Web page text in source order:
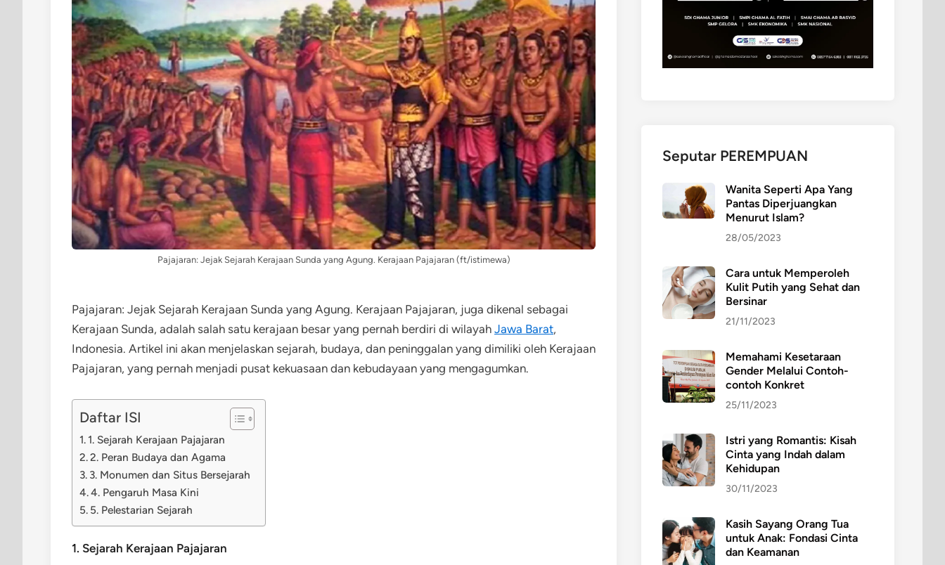
Pajajaran: Jejak Sejarah Kerajaan Sunda yang Agung. Kerajaan Pajajaran (ft/istimewa)
Pajajaran: Jejak Sejarah Kerajaan Sunda yang Agung. Kerajaan Pajajaran, juga dikenal sebagai
Kerajaan Sunda, adalah salah satu kerajaan besar yang pernah berdiri di wilayah Jawa Barat,
Indonesia. Artikel ini akan menjelaskan sejarah, budaya, dan peninggalan yang dimiliki oleh Kerajaan
Pajajaran, yang pernah menjadi pusat kekuasaan dan kebudayaan yang mengagumkan.
Daftar ISI
1. Sejarah Kerajaan Pajajaran
2. Peran Budaya dan Agama
3. Monumen dan Situs Bersejarah
4. Pengaruh Masa Kini
5. Pelestarian Sejarah
1. Sejarah Kerajaan Pajajaran
Seputar PEREMPUAN
Wanita Seperti Apa Yang
Pantas Diperjuangkan
Menurut Islam?
28/05/2023
Cara untuk Memperoleh
Kulit Putih yang Sehat dan
Bersinar
21/11/2023
Memahami Kesetaraan
Gender Melalui Contoh-
contoh Konkret
25/11/2023
Istri yang Romantis: Kisah
Cinta yang Indah dalam
Kehidupan
30/11/2023
Kasih Sayang Orang Tua
untuk Anak: Fondasi Cinta
dan Keamanan